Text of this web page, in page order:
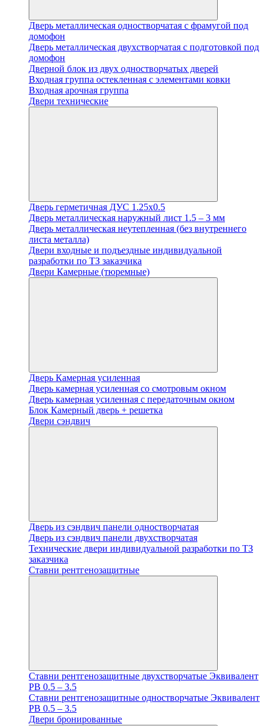
Дверь металлическая одностворчатая с фрамугой под
домофон
Дверь металлическая двухстворчатая с подготовкой под
домофон
Дверной блок из двух одностворчатых дверей
Входная группа остекленная с элементами ковки
Входная арочная группа
Двери технические
Дверь герметичная ДУС 1.25х0.5
Дверь металлическая наружный лист 1.5 – 3 мм
Дверь металлическая неутепленная (без внутреннего
листа металла)
Двери входные и подъездные индивидуальной
разработки по ТЗ заказчика
Двери Камерные (тюремные)
Дверь Камерная усиленная
Дверь камерная усиленная со смотровым окном
Дверь камерная усиленная с передаточным окном
Блок Камерный дверь + решетка
Двери сэндвич
Дверь из сэндвич панели одностворчатая
Дверь из сэндвич панели двухстворчатая
Технические двери индивидуальной разработки по ТЗ
заказчика
Ставни рентгенозащитные
Ставни рентгенозащитные двухстворчатые Эквивалент
PB 0.5 – 3.5
Ставни рентгенозащитные одностворчатые Эквивалент
PB 0.5 – 3.5
Двери бронированные